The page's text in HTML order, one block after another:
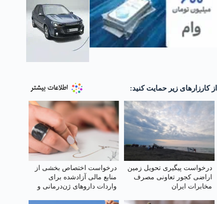
از کارزارهای زیر حمایت کنید:
درخواست پیگیری تحویل زمین
اراضی کجور تعاونی مصرف
مخابرات ایران
درخواست اختصاص بخشی از
منابع مالی آزادشده برای
واردات داروهای ژن‌درمانی و